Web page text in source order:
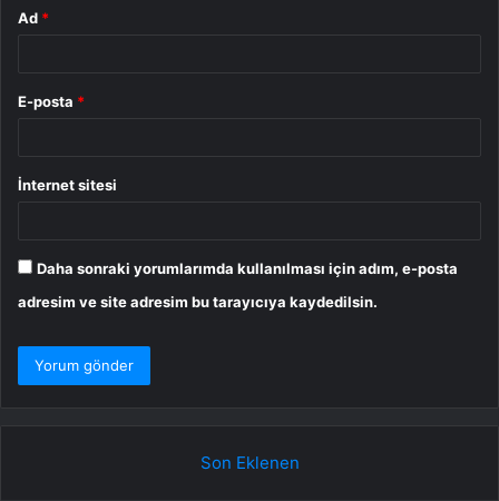
Ad *
E-posta *
İnternet sitesi
Daha sonraki yorumlarımda kullanılması için adım, e-posta
adresim ve site adresim bu tarayıcıya kaydedilsin.
Son Eklenen